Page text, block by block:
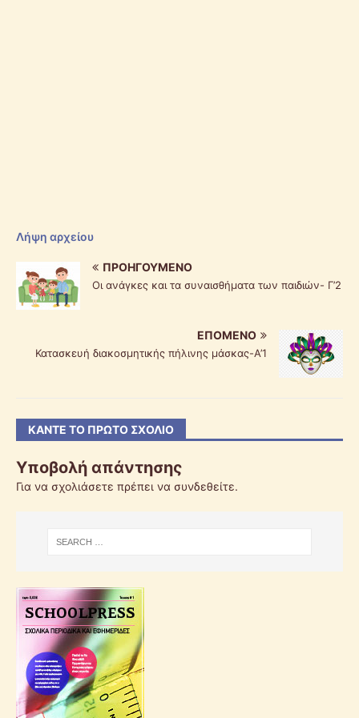
Λήψη αρχείου
ΠΡΟΗΓΟΎΜΕΝΟ
Οι ανάγκες και τα συναισθήματα των παιδιών- Γ’2
ΕΠΌΜΕΝΟ
Κατασκευή διακοσμητικής πήλινης μάσκας-Α’1
ΚΆΝΤΕ ΤΟ ΠΡΏΤΟ ΣΧΌΛΙΟ
Υποβολή απάντησης
Για να σχολιάσετε πρέπει να συνδεθείτε.